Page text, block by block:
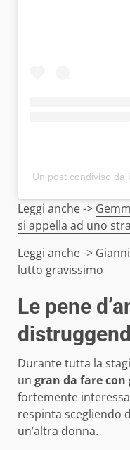
Un post condiviso da
Leggi anche ->
si appella ad uno
Leggi anche ->
lutto gravissimo
Le pene
Durante tutta la
un gran da fare
fortemente
respinta scegliendo
un’altra donna.